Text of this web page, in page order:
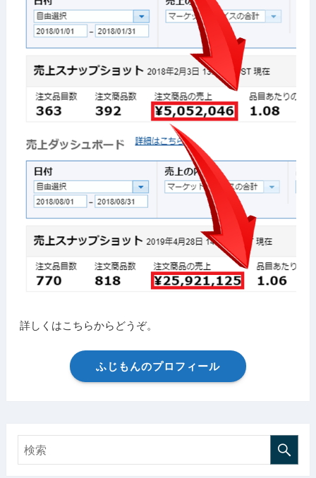
詳しくはこちらからどうぞ。
ふじもんのプロフィール